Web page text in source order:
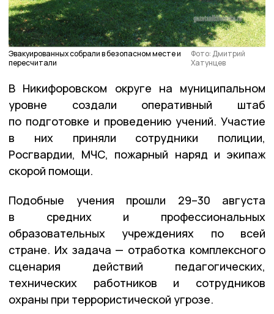
Эвакуированных собрали в безопасном месте и
пересчитали
Фото: Дмитрий
Хатунцев
В Никифоровском округе на муниципальном
уровне создали оперативный штаб
по подготовке и проведению учений. Участие
в них приняли сотрудники полиции,
Росгвардии, МЧС, пожарный наряд и экипаж
скорой помощи.
Подобные учения прошли 29–30 августа
в средних и профессиональных
образовательных учреждениях по всей
стране. Их задача — отработка комплексного
сценария действий педагогических,
технических работников и сотрудников
охраны при террористической угрозе.